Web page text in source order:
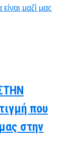
που
στην